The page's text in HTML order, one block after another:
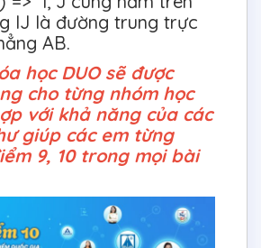
IJ là đường trung trực
AB.
học DUO sẽ được
cho từng nhóm học
với khả năng của các
giúp các em từng
9, 10 trong mọi bài